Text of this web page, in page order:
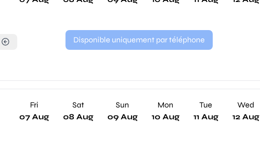
Disponible uniquement par téléphone
Fri
07 Aug
Sat
08 Aug
Sun
09 Aug
Mon
10 Aug
Tue
11 Aug
Wed
12 Aug